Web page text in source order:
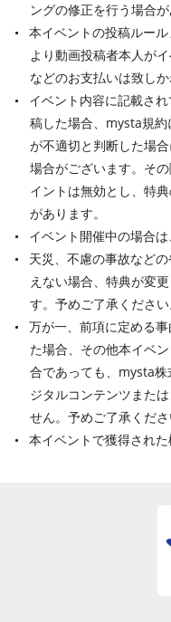
ングの修正を行う場合が
本イベントの投稿ルー
より動画投稿者本人が
などのお支払いは致しか
イベント内容に記載さ
稿した場合、mysta規
が不適切と判断した場
場合がございます。そ
イントは無効とし、特
があります。
イベント開催中の場合は
天災、不慮の事故など
えない場合、特典が変
す。予めご了承ください
万が一、前項に定める
た場合、その他本イベ
合であっても、mysta
ジタルコンテンツまた
せん。予めご了承くださ
本イベントで獲得された